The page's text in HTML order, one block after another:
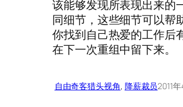
该能够发现所表现出来的
同细节，这些细节可以帮
你找到自己热爱的工作后
在下一次重组中留下来。
自由奇客猎头视角, 降薪裁员2011